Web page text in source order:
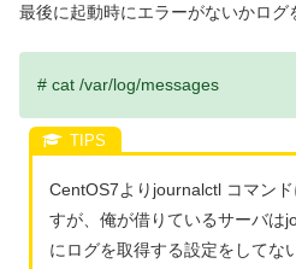
最後に起動時にエラーがないかログ
# cat /var/log/messages
CentOS7よりjournalctl コマン
すが、俺が借りているサーバは
にログを取得する設定をしてな